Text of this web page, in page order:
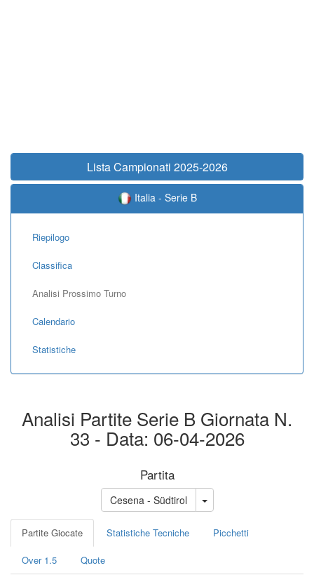
Lista Campionati 2025-2026
Italia - Serie B
Riepilogo
Classifica
Analisi Prossimo Turno
Calendario
Statistiche
Analisi Partite Serie B Giornata N.
33 - Data: 06-04-2026
Partita
Cesena - Südtirol
Partite Giocate Statistiche Tecniche Picchetti
Over 1.5 Quote